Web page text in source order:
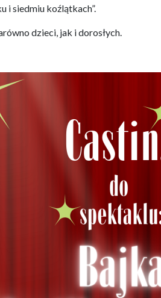
i siedmiu koźlątkach”.
dzieci, jak i dorosłych.